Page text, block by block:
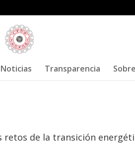
Noticias Transparencia
retos de la transición